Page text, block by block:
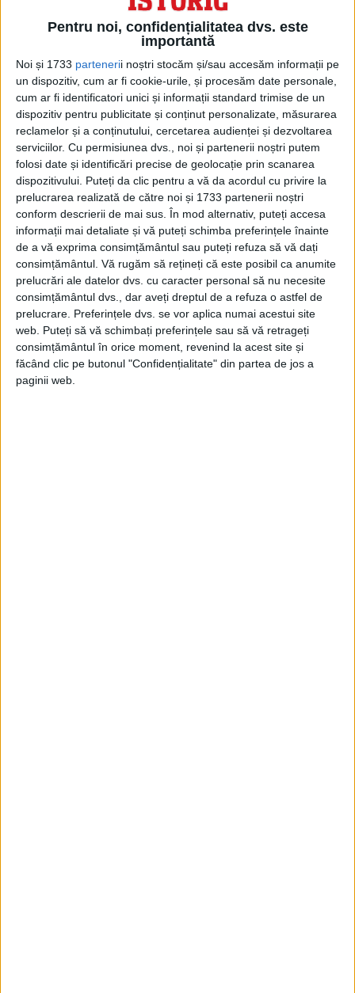
Pentru noi, confidențialitatea dvs. este
importantă
Noi și 1733 partenerii noștri stocăm și/sau accesăm informații pe
un dispozitiv, cum ar fi cookie-urile, și procesăm date personale,
cum ar fi identificatori unici și informații standard trimise de un
dispozitiv pentru publicitate și conținut personalizate, măsurarea
reclamelor și a conținutului, cercetarea audienței și dezvoltarea
serviciilor. Cu permisiunea dvs., noi și partenerii noștri putem
folosi date și identificări precise de geolocație prin scanarea
dispozitivului. Puteți da clic pentru a vă da acordul cu privire la
prelucrarea realizată de către noi și 1733 partenerii noștri
conform descrierii de mai sus. În mod alternativ, puteți accesa
informații mai detaliate și vă puteți schimba preferințele înainte
de a vă exprima consimțământul sau puteți refuza să vă dați
consimțământul. Vă rugăm să rețineți că este posibil ca anumite
prelucrări ale datelor dvs. cu caracter personal să nu necesite
consimțământul dvs., dar aveți dreptul de a refuza o astfel de
prelucrare. Preferințele dvs. se vor aplica numai acestui site
web. Puteți să vă schimbați preferințele sau să vă retrageți
consimțământul în orice moment, revenind la acest site și
făcând clic pe butonul "Confidențialitate" din partea de jos a
paginii web.
În ceea ce privește discursul lui Ceaușescu
din balconul CC al PCR din 21 decembrie
1989, moment în care mulțimea a început
să strige pentru libertate, Marius Oprea
consideră că acela a fost momentul în care
”complotiștii intră în scenă”, luați prin
surprindere de revolta poporului împotriva
dictatorului.